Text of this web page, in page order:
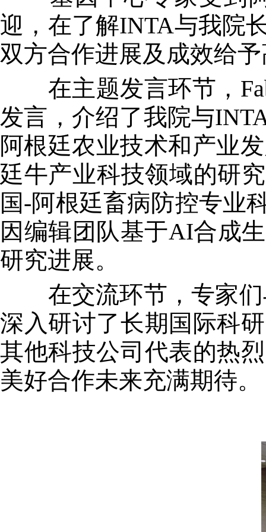
迎，在了解INTA与我院
双方合作进展及成效给
在主题发言环节，
发言，介绍了我院与
阿根廷农业技术和产业
廷牛产业科技领域的研
国-阿根廷畜病防控专业
因编辑团队基于AI合成
研究进展。
在交流环节，专家们
深入研讨了长期国际科
其他科技公司代表的热
美好合作未来充满期待。